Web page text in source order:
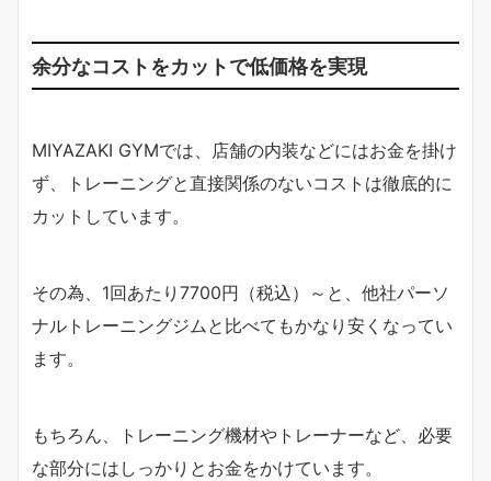
余分なコストをカットで低価格を実現
MIYAZAKI GYMでは、店舗の内装などにはお金を掛け
ず、トレーニングと直接関係のないコストは徹底的に
カットしています。
その為、1回あたり7700円（税込）～と、他社パーソ
ナルトレーニングジムと比べてもかなり安くなってい
ます。
もちろん、トレーニング機材やトレーナーなど、必要
な部分にはしっかりとお金をかけています。